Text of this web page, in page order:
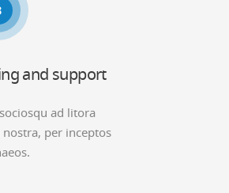
and support
ad litora
per inceptos